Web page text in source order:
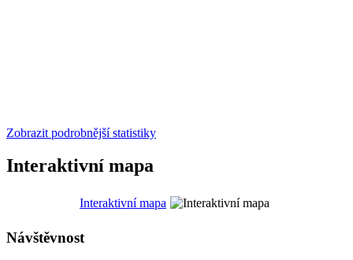
Zobrazit podrobnější statistiky
Interaktivní mapa
Interaktivní mapa
Návštěvnost